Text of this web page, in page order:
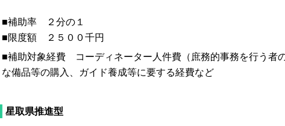
■補助率 ２分の１
■限度額 ２５００千円
■補助対象経費 コーディネーター人件費（庶務的事務を行う者
な備品等の購入、ガイド養成等に要する経費など
星取県推進型